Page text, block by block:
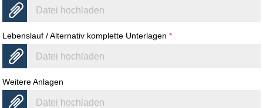
Datei hochladen
Lebenslauf / Alternativ komplette Unterlagen*
Datei hochladen
Weitere Anlagen
Datei hochladen